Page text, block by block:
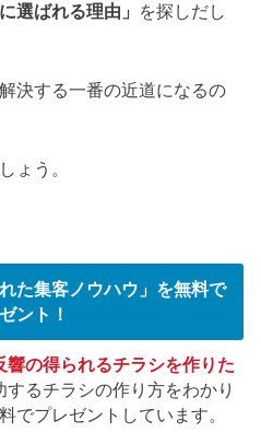
選ばれる理由」 を探しだし
決する一番の近道になるの
ょう。
た集客ノウハウ」を無料で
ント！
響の得られるチラシを作りた
するチラシの作り方をわかり
でプレゼントしています。